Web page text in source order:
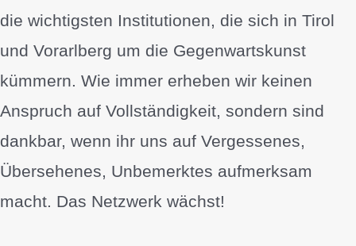
die wichtigsten Institutionen, die sich in Tirol
und Vorarlberg um die Gegenwartskunst
kümmern. Wie immer erheben wir keinen
Anspruch auf Vollständigkeit, sondern sind
dankbar, wenn ihr uns auf Vergessenes,
Übersehenes, Unbemerktes aufmerksam
macht. Das Netzwerk wächst!